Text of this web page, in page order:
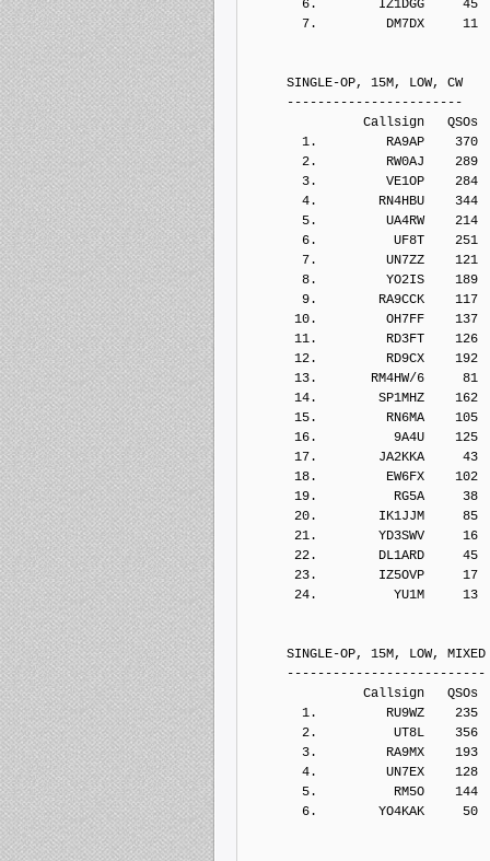
6.        IZ1DGG     45
7.         DM7DX     11
SINGLE-OP, 15M, LOW, CW
-----------------------
Callsign   QSOs  Points
1.         RA9AP    370
2.         RW0AJ    289
3.         VE1OP    284
4.        RN4HBU    344
5.         UA4RW    214
6.          UF8T    251
7.         UN7ZZ    121
8.         YO2IS    189
9.        RA9CCK    117
10.         OH7FF    137
11.         RD3FT    126
12.         RD9CX    192
13.       RM4HW/6     81
14.        SP1MHZ    162
15.         RN6MA    105
16.          9A4U    125
17.        JA2KKA     43
18.         EW6FX    102
19.          RG5A     38
20.        IK1JJM     85
21.        YD3SWV     16
22.        DL1ARD     45
23.        IZ5OVP     17
24.          YU1M     13
SINGLE-OP, 15M, LOW, MIXED
--------------------------
Callsign   QSOs  Points
1.         RU9WZ    235
2.          UT8L    356
3.         RA9MX    193
4.         UN7EX    128
5.          RM5O    144
6.        YO4KAK     50